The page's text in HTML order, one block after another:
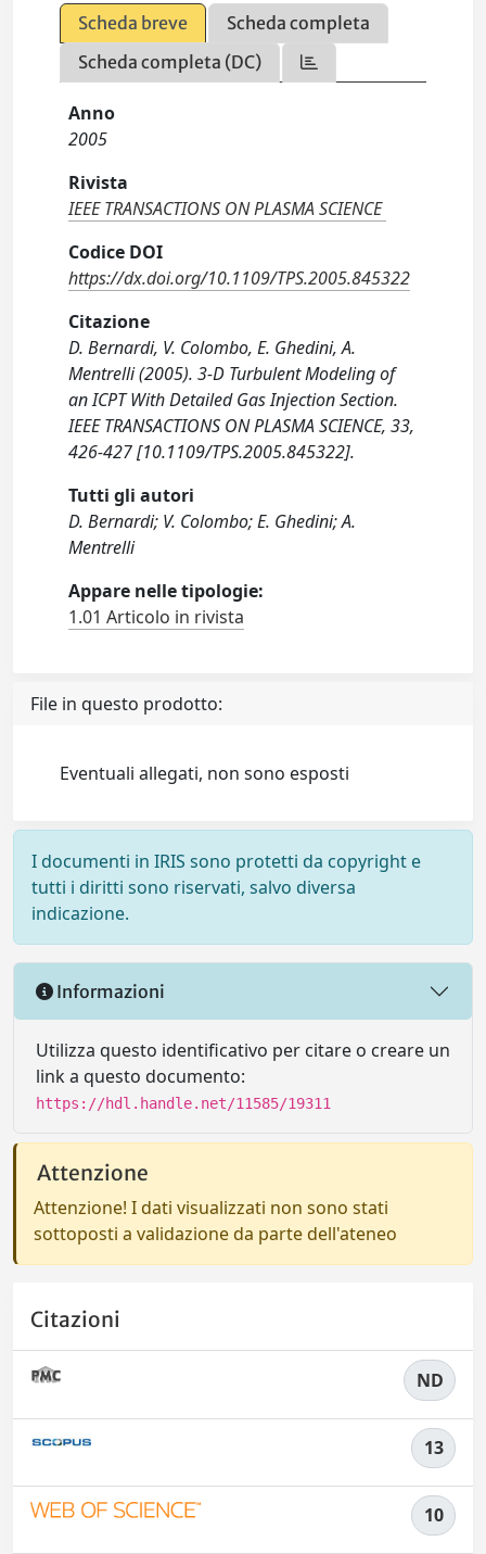
Scheda breve
Scheda completa
Scheda completa (DC)
Anno
2005
Rivista
IEEE TRANSACTIONS ON PLASMA SCIENCE
Codice DOI
https://dx.doi.org/10.1109/TPS.2005.845322
Citazione
D. Bernardi, V. Colombo, E. Ghedini, A.
Mentrelli (2005). 3-D Turbulent Modeling of
an ICPT With Detailed Gas Injection Section.
IEEE TRANSACTIONS ON PLASMA SCIENCE, 33,
426-427 [10.1109/TPS.2005.845322].
Tutti gli autori
D. Bernardi; V. Colombo; E. Ghedini; A.
Mentrelli
Appare nelle tipologie:
1.01 Articolo in rivista
File in questo prodotto:
Eventuali allegati, non sono esposti
I documenti in IRIS sono protetti da copyright e
tutti i diritti sono riservati, salvo diversa
indicazione.
Informazioni
Utilizza questo identificativo per citare o creare un
link a questo documento:
https://hdl.handle.net/11585/19311
Attenzione
Attenzione! I dati visualizzati non sono stati
sottoposti a validazione da parte dell'ateneo
Citazioni
ND
13
10